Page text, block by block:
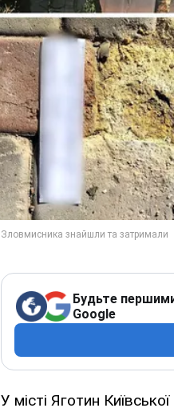
Будьте
Google
У місті Яготин